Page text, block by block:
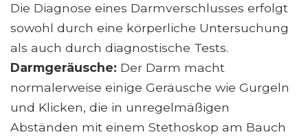
Die Diagnose eines Darmverschlusses erfolgt
sowohl durch eine körperliche Untersuchung
als auch durch diagnostische Tests.
Darmgeräusche: Der Darm macht
normalerweise einige Geräusche wie Gurgeln
und Klicken, die in unregelmäßigen
Abständen mit einem Stethoskop am Bauch